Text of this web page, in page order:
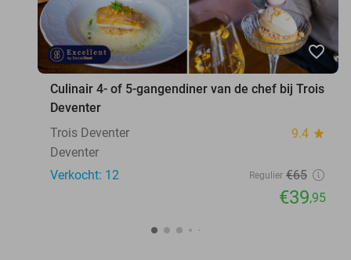
favorite_border
Culinair 4- of 5-gangendiner van de chef bij Trois
Deventer
Trois Deventer
9.4 star
Deventer
Verkocht: 12
Regulier €65
€39,95